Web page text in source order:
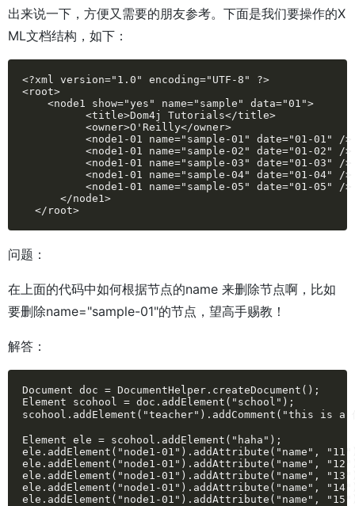
出来说一下，方便又需要的朋友参考。下面是我们要操作的X
ML文档结构，如下：
<?xml version="1.0" encoding="UTF-8" ?>
<root>
<node1 show="yes" name="sample" data="01">
<title>Dom4j Tutorials</title>
<owner>O'Reilly</owner>
<node1-01 name="sample-01" date="01-01" /
<node1-01 name="sample-02" date="01-02" /
<node1-01 name="sample-03" date="01-03" /
<node1-01 name="sample-04" date="01-04" /
<node1-01 name="sample-05" date="01-05" /
</node1>
</root>
问题：
在上面的代码中如何根据节点的name 来删除节点啊，比如
要删除name="sample-01"的节点，望高手赐教！
解答：
Document doc = DocumentHelper.createDocument();
Element scohool = doc.addElement("school");
scohool.addElement("teacher").addComment("this is
Element ele = scohool.addElement("haha");
ele.addElement("node1-01").addAttribute("name",
ele.addElement("node1-01").addAttribute("name",
ele.addElement("node1-01").addAttribute("name",
ele.addElement("node1-01").addAttribute("name",
ele.addElement("node1-01").addAttribute("name",